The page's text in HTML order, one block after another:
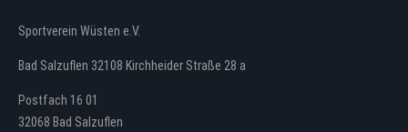
Sportverein Wüsten e.V.
Bad Salzuflen 32108 Kirchheider Straße 28 a
Postfach 16 01
32068 Bad Salzuflen